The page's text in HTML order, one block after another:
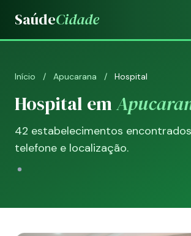
SaúdeCidade
Início / Apucarana / Hospital
Hospital em
42 estabelecimentos
telefone e localização.